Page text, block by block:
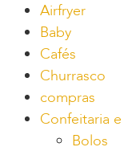
Airfryer
Baby
Cafés
Churrasco
compras
Confeitaria
Bolos